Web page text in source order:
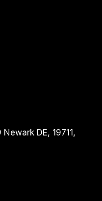
DE, 19711,